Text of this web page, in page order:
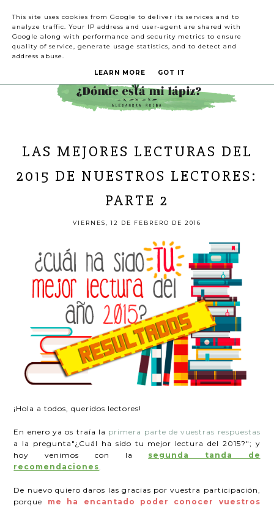
LAS MEJORES LECTURAS DEL
2015 DE NUESTROS LECTORES:
PARTE 2
VIERNES, 12 DE FEBRERO DE 2016
¡Hola a todos, queridos lectores!
En enero ya os traía la primera parte de vuestras respuestas
a la pregunta"¿Cuál ha sido tu mejor lectura del 2015?"; y
hoy venimos con la
segunda tanda de
recomendaciones.
De nuevo quiero daros las gracias por vuestra participación,
porque me ha encantado poder conocer vuestros
This site uses cookies from Google to deliver its services and to
analyze traffic. Your IP address and user-agent are shared with
Google along with performance and security metrics to ensure
quality of service, generate usage statistics, and to detect and
address abuse.
LEARN MORE GOT IT